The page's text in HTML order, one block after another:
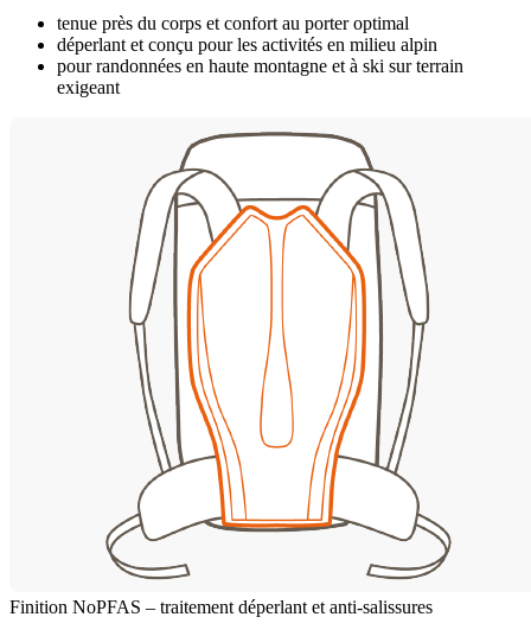
tenue près du corps et confort au porter optimal
déperlant et conçu pour les activités en milieu alpin
pour randonnées en haute montagne et à ski sur terrain
exigeant
Finition NoPFAS – traitement déperlant et anti-salissures